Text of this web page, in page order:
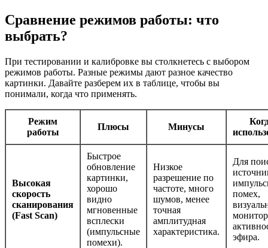
Сравнение режимов работы: что
выбрать?
При тестировании и калибровке вы столкнетесь с выбором
режимов работы. Разные режимы дают разное качество
картинки. Давайте разберем их в таблице, чтобы вы
понимали, когда что применять.
Режим
работы
Плюсы Минусы
Высокая
скорость
сканирования
(Fast Scan)
Быстрое
обновление
картинки,
хорошо
видно
мгновенные
всплески
(импульсные
помехи).
Низкое
разрешение по
частоте, много
шумов, менее
точная
амплитудная
характеристика.
Для
помех,
эфира.